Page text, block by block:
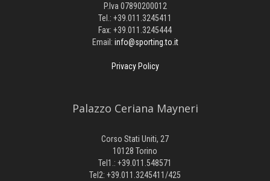
P.Iva 07890200012
Tel.: +39.011.3245411
Fax: +39.011.3245444
Email: info@sporting.to.it
Privacy Policy
Palazzo Ceriana Mayneri
Corso Stati Uniti, 27
10128 Torino
Tel1.: +39.011.548571
Tel2: +39.011.3245411/425